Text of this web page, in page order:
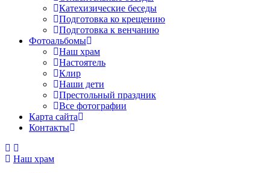
Катехизические беседы
Подготовка ко крещению
Подготовка к венчанию
Фотоальбомы
Наш храм
Настоятель
Клир
Наши дети
Престольный праздник
Все фотографии
Карта сайта
Контакты
Наш храм